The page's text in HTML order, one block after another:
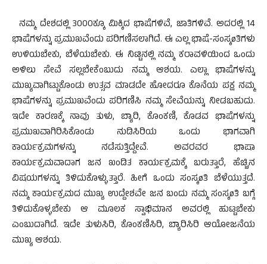
ನಮ್ಮ ದೇಶದಲ್ಲಿ 3000ಕ್ಕೂ ಮಿಕ್ಕಿದ ಭಾಷೆಗಳಿವೆ, ಜಾತಿಗಳಿವೆ. ಅದರಲ್ಲಿ 14
ಭಾಷೆಗಳನ್ನು ಪ್ರಮುಖವೆಂದು ಪರಿಗಣಿಸಲಾಗಿದೆ. ಈ ಎಲ್ಲ ಭಾಷೆ-ಸಂಸ್ಕøತಿಗಳು
ಉಳಿಯಬೇಕು, ಬೆಳೆಯಬೇಕು. ಈ ನಿಟ್ಟಿನಲ್ಲಿ ನಮ್ಮ ಕರಾವಳಿಯಿಂದ ಒಂದು
ಅಳಿಲು ಸೇವೆ ಸಲ್ಲಬೇಕೆಂಬುದು ನಮ್ಮ ಆಶಯ. ಎಲ್ಲಾ ಭಾಷೆಗಳನ್ನು
ಮುಖ್ಯವಾಗಿಟ್ಟುಕೊಂಡು ಉತ್ಸವ ಮಾಡದೇ ಹೋದರೂ ಕೊನೆಯ ಪಕ್ಷ ನಮ್ಮ
ಭಾಷೆಗಳನ್ನು ಪ್ರಮುಖವೆಂದು ಪರಿಗಣಿಸಿ ನಮ್ಮ ಸೇವೆಯನ್ನು ನೀಡಬಹುದು.
ಇದೇ ಕಾರಣಕ್ಕೆ ನಾವು ತುಳು, ಬ್ಯಾರಿ, ಕೊಂಕಣಿ, ಕೊಡವ ಭಾಷೆಗಳನ್ನು
ಪ್ರಮುಖವಾಗಿರಿಸಿಕೊಂಡು ನುಡಿಸಿರಿಯ ಒಂದು ಭಾಗವಾಗಿ
ಕಾರ್ಯಕ್ರಮಗಳನ್ನು ನಡೆಸುತ್ತಿದ್ದೇವೆ. ಅವರವರ ಭಾಷಾ
ಕಾರ್ಯಕ್ರಮವಾದಾಗ ಜನ ಖಂಡಿತ ಕಾರ್ಯಕ್ರಮಕ್ಕೆ ಬರುತ್ತಾರೆ, ಹೆಚ್ಚಿನ
ವಿಷಯಗಳನ್ನು ತಿಳಿದುಕೊಳ್ಳುತ್ತಾರೆ. ಹೀಗೆ ಒಂದು ಸಂಸ್ಕøತಿ ಬೆಳೆಯುತ್ತದೆ.
ನಮ್ಮ ಕಾರ್ಯಕ್ರಮದ ಮುಖ್ಯ ಉದ್ದೇಶವೇ ಜನ ಬಂದು ನಮ್ಮ ಸಂಸ್ಕøತಿ ಬಗ್ಗೆ
ತಿಳಿದುಕೊಳ್ಳಬೇಕು ಆ ಮೂಲಕ ಸ್ವಾಭಿಮಾನ ಅವರಲ್ಲಿ ಹುಟ್ಟಬೇಕು
ಎಂಬುದಾಗಿದೆ. ಇದೇ ತುಳುಸಿರಿ, ಕೊಂಕಣಿಸಿರಿ, ಬ್ಯಾರಿಸಿರಿ ಆಯೋಜನೆಯ
ಮುಖ್ಯ ಆಶಯ.